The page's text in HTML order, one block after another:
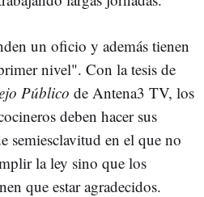
un oficio y además tienen
nivel". Con la tesis de
Público de Antena3 TV, los
deben hacer sus
semiesclavitud en el que no
la ley sino que los
que estar agradecidos.